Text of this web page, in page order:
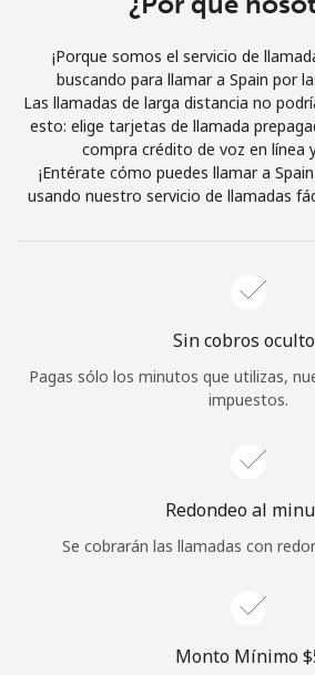
o
Continuar con
¡Porque somos el servicio de
buscando para llamar a Spain por
Las llamadas de larga distancia no
esto: elige tarjetas de llamada
compra crédito de voz en línea
¡Entérate cómo puedes llamar a
usando nuestro servicio de llamadas
Sin cobros
Pagas sólo los minutos que utilizas,
impuestos.
Redondeo al
Se cobrarán las llamadas con
Monto Mínimo